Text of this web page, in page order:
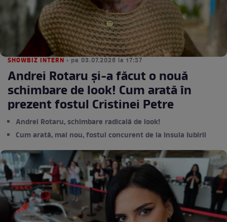
SHOWBIZ INTERN • pe 03.07.2026 la 17:57
Andrei Rotaru și-a făcut o nouă
schimbare de look! Cum arată în
prezent fostul Cristinei Petre
Andrei Rotaru, schimbare radicală de look!
Cum arată, mai nou, fostul concurent de la Insula Iubirii